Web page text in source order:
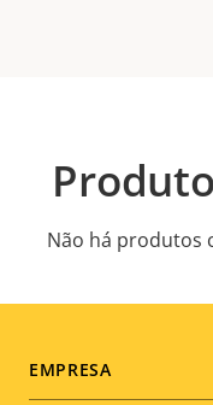
Não há produtos
Footer
EMPRESA